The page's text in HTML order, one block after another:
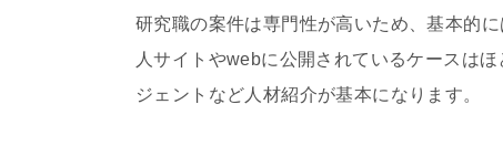
研究職の案件は専門性が高いため、基本的
人サイトやwebに公開されているケースは
ジェントなど人材紹介が基本になります。